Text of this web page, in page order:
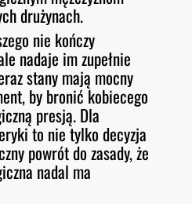
drużynach.
nie kończy
nadaje im zupełnie
stany mają mocny
by bronić kobiecego
presją. Dla
to nie tylko decyzja
powrót do zasady, że
nadal ma